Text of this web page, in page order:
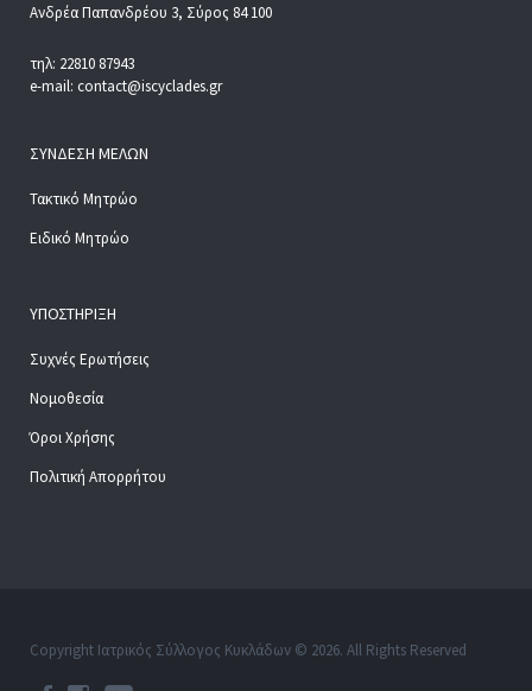
Ανδρέα Παπανδρέου 3, Σύρος 84 100
τηλ: 22810 87943
e-mail: contact@iscyclades.gr
ΣΎΝΔΕΣΗ ΜΕΛΏΝ
Τακτικό Μητρώο
Ειδικό Μητρώο
ΥΠΟΣΤΉΡΙΞΗ
Συχνές Ερωτήσεις
Νομοθεσία
Όροι Χρήσης
Πολιτική Απορρήτου
Copyright Ιατρικός Σύλλογος Κυκλάδων © 2026. All Rights Reserved